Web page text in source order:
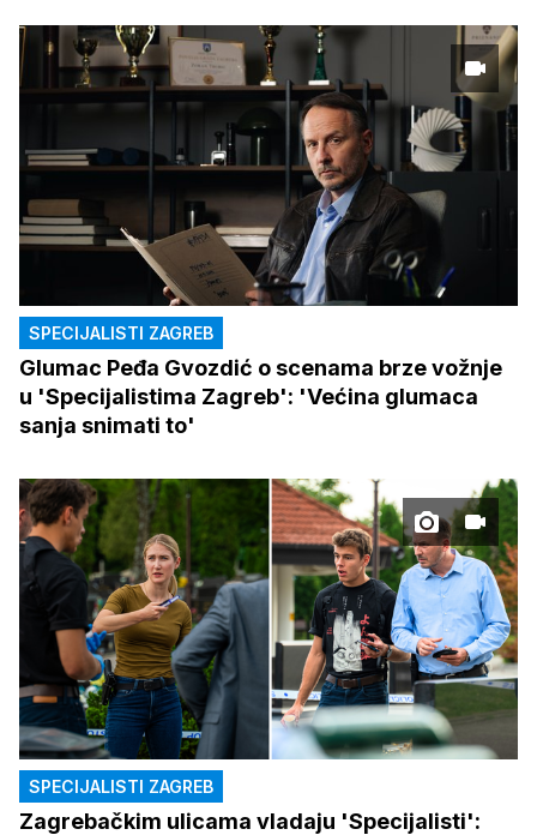
SPECIJALISTI ZAGREB
Glumac Peđa Gvozdić o scenama brze vožnje
u 'Specijalistima Zagreb': 'Većina glumaca
sanja snimati to'
SPECIJALISTI ZAGREB
Zagrebačkim ulicama vladaju 'Specijalisti':